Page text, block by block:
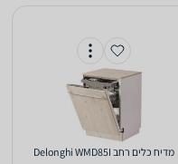
מדיח כלים ‏רחב Delonghi WMD85I